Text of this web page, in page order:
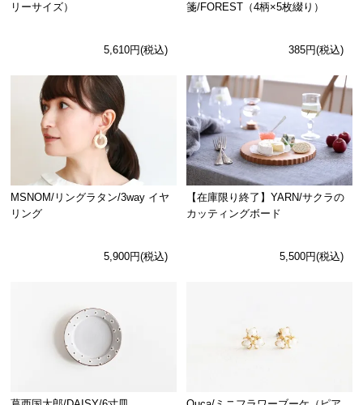
リーサイズ）
5,610円(税込)
箋/FOREST（4柄×5枚綴り）
385円(税込)
MSNOM/リングラタン/3way イヤ
リング
5,900円(税込)
【在庫限り終了】YARN/サクラの
カッティングボード
5,500円(税込)